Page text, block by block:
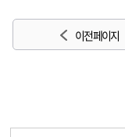
이전 페이지